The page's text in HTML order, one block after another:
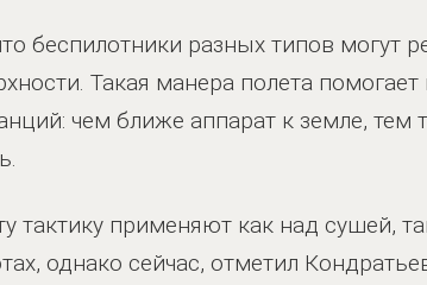
беспилотники разных типов могут
Такая манера полета
чем ближе аппарат к земле, тем
тактику применяют как над сушей,
однако сейчас, отметил